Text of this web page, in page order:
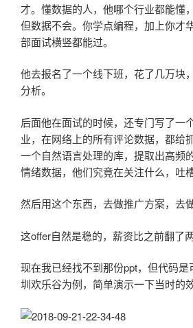
才。懂数据的人，他哪个行业都能懂
但数据不会。你学点编程，加上你才
部面试横竖都能过。
他去报名了一个线下班，花了几万块
分析。
后面他在面试的时候，还专门写了一
业，在网络上的所有评论数据，都给
一个自然语言处理的库，提取出高频
情绪数据，他们究竟在关注什么，吐槽
然后用这个东西，去做推广方案，去
这offer自然是稳的，薪资比之前翻了两
现在我已经找不到那份ppt，但代码
圳欢乐谷为例，简单演示一下当时的效